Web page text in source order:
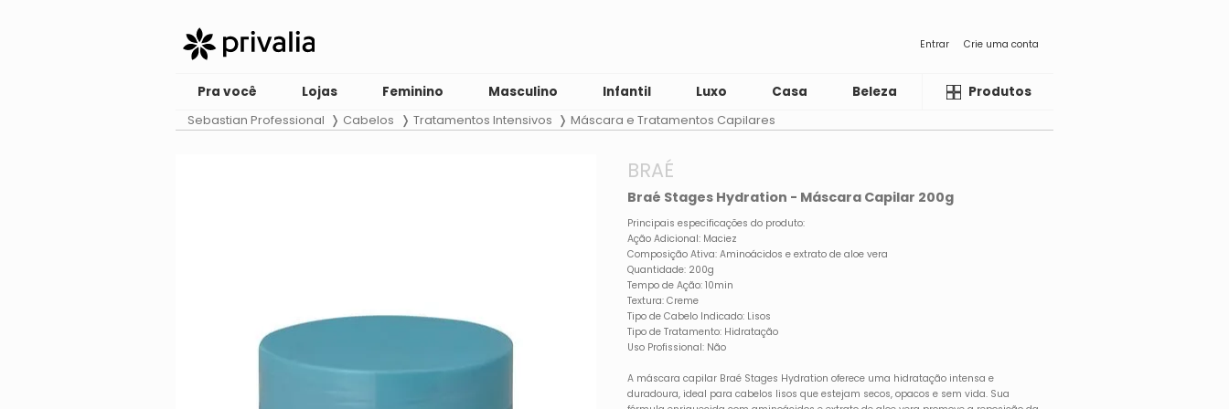
Entrar Crie uma conta
Pra você Lojas Feminino Masculino Infantil Luxo Casa Beleza LiquidaProdutos
Sebastian Professional Cabelos Tratamentos Intensivos Máscara e Tratamentos Capilares
BRAÉ
Braé Stages Hydration - Máscara Capilar 200g
Principais especificações do produto:
Ação Adicional: Maciez
Composição Ativa: Aminoácidos e extrato de aloe vera
Quantidade: 200g
Tempo de Ação: 10min
Textura: Creme
Tipo de Cabelo Indicado: Lisos
Tipo de Tratamento: Hidratação
Uso Profissional: Não
A máscara capilar Braé Stages Hydration oferece uma hidratação intensa e
duradoura, ideal para cabelos lisos que estejam secos, opacos e sem vida. Sua